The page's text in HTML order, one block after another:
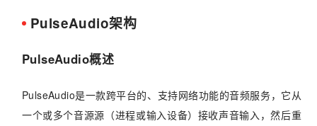
PulseAudio架构
PulseAudio概述
PulseAudio是一款跨平台的、支持网络功能的音频服务，它从
一个或多个音源源（进程或输入设备）接收声音输入，然后重